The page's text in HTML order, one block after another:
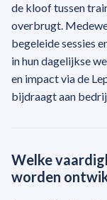
de kloof tussen
overbrugt.
begeleide sessies
in hun dagelijkse
en impact via de
bijdraagt aan
Welke
worden